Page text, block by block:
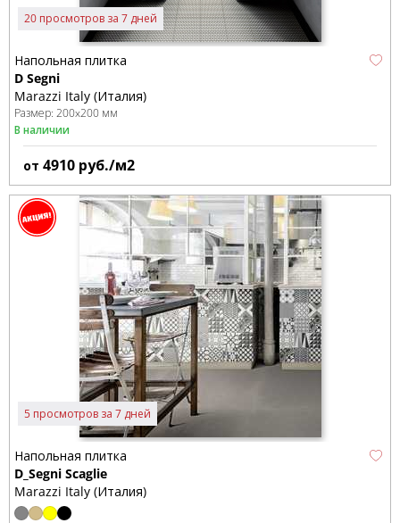
20 просмотров за 7 дней
Напольная плитка
D Segni
Marazzi Italy (Италия)
Размер: 200x200 мм
В наличии
от 4910 руб./м2
5 просмотров за 7 дней
Напольная плитка
D_Segni Scaglie
Marazzi Italy (Италия)